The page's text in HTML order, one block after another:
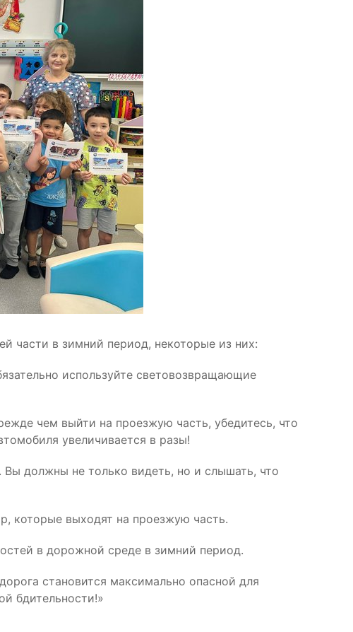
части в зимний период, некоторые из них:
используйте световозвращающие
чем выйти на проезжую часть, убедитесь, что
увеличивается в разы!
должны не только видеть, но и слышать, что
которые выходят на проезжую часть.
в дорожной среде в зимний период.
становится максимально опасной для
бдительности!»